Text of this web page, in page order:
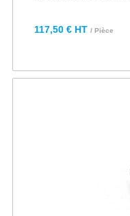
117,50 € HT / Pièce